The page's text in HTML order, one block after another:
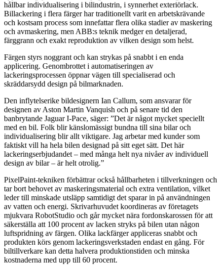
hållbar individualisering i bilindustrin, i synnerhet exteriörlack.
Billackering i flera färger har traditionellt varit en arbetskrävande
och kostsam process som innefattar flera olika stadier av maskering
och avmaskering, men ABB:s teknik medger en detaljerad,
färggrann och exakt reproduktion av vilken design som helst.
Färgen styrs noggrant och kan strykas på snabbt i en enda
applicering. Genombrottet i automatiseringen av
lackeringsprocessen öppnar vägen till specialiserad och
skräddarsydd design på bilmarknaden.
Den inflytelserike bildesignern Ian Callum, som ansvarar för
designen av Aston Martin Vanquish och på senare tid den
banbrytande Jaguar I-Pace, säger: ”Det är något mycket speciellt
med en bil. Folk blir känslomässigt bundna till sina bilar och
individualisering blir allt viktigare. Jag arbetar med kunder som
faktiskt vill ha hela bilen designad på sitt eget sätt. Det här
lackeringserbjudandet – med många helt nya nivåer av individuell
design av bilar – är helt otrolig.”
PixelPaint-tekniken förbättrar också hållbarheten i tillverkningen och
tar bort behovet av maskeringsmaterial och extra ventilation, vilket
leder till minskade utsläpp samtidigt det sparar in på användningen
av vatten och energi. Skrivarhuvudet koordineras av företagets
mjukvara RobotStudio och går mycket nära fordonskarossen för att
säkerställa att 100 procent av lacken stryks på bilen utan någon
luftspridning av färgen. Olika lackfärger appliceras snabbt och
produkten körs genom lackeringsverkstaden endast en gång. För
biltillverkare kan detta halvera produktionstiden och minska
kostnaderna med upp till 60 procent.